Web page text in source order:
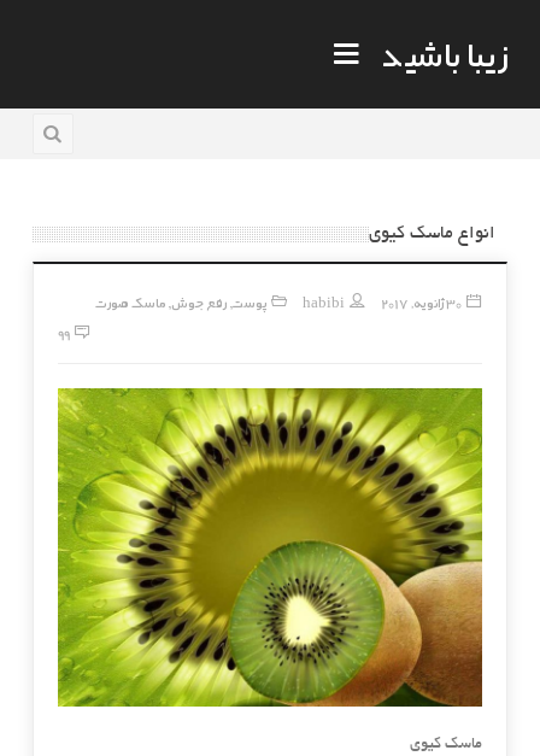
زیبا باشید
انواع ماسک کیوی
30 ژانویه, 2017 habibi پوست, رفع جوش, ماسک صورت
99
ماسک کیوی